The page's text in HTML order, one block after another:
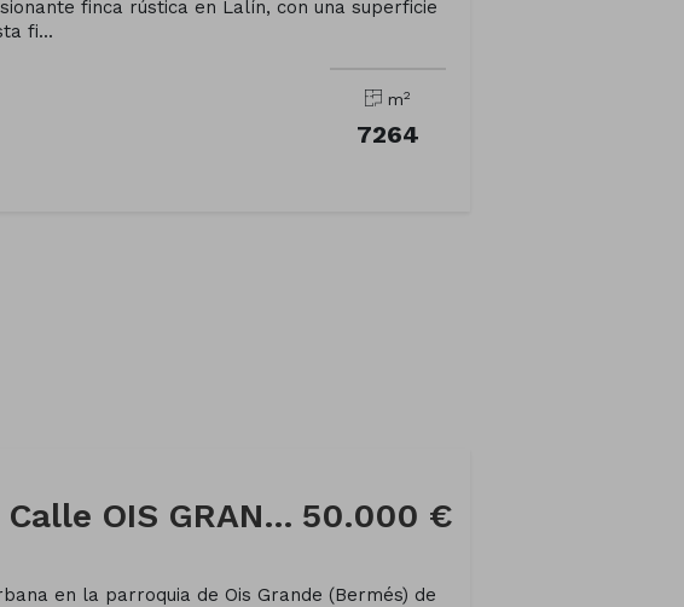
finca rústica en Lalín, con una superficie
fi...
m2
7264
Parcela en Calle OIS GRANDE 50.000 €
en la parroquia de Ois Grande (Bermés) de